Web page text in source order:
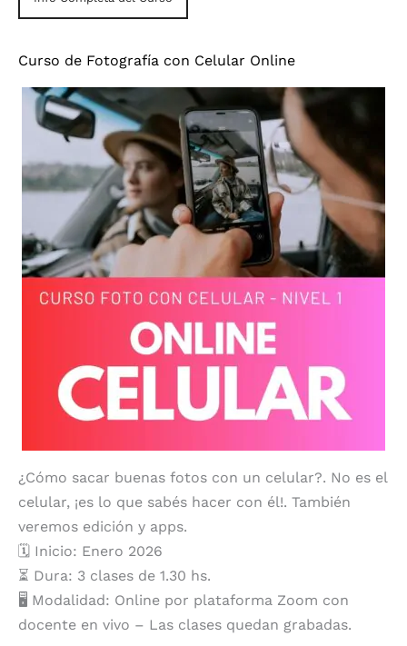
Curso de Fotografía con Celular Online
¿Cómo sacar buenas fotos con un celular?. No es el
celular, ¡es lo que sabés hacer con él!. También
veremos edición y apps.
🗓️ Inicio: Enero 2026
⏳ Dura: 3 clases de 1.30 hs.
🖥️ Modalidad: Online por plataforma Zoom con
docente en vivo – Las clases quedan grabadas.